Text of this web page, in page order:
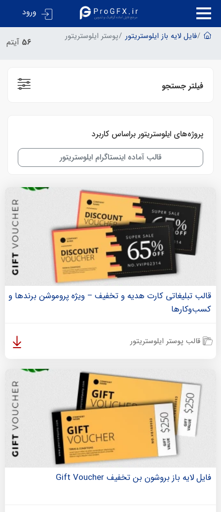
ورود
فایل لایه باز ایلوستریتور پوستر ایلوستریتور 56 آیتم
فیلتر جستجو
پروژه‌های ایلوستریتور براساس کاربرد
قالب آماده اینستاگرام ایلوستریتور
قالب تبلیغاتی کارت هدیه و تخفیف – ویژه پروموشن برندها و
کسب‌وکارها
قالب پوستر ایلوستریتور
فایل لایه باز بروشون بن تخفیف Gift Voucher